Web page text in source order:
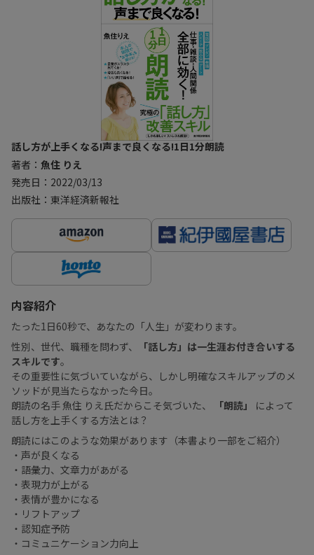
話し方が上手くなる!声まで良くなる!1日1分朗読
著者： 魚住 りえ
発売日：2022/03/13
出版社：東洋経済新報社
内容紹介
たった1日60秒で、あなたの「人生」が変わります。
性別、世代、職種を問わず、
「話し方」は一生涯お付き合いする
スキルです。
その重要性に気づいていながら、しかし明確なスキルアップのメ
ソッドが見当たらなかった今日。
朗読の名手 魚住 りえ氏だからこそ気づいた、
「朗読」
によって
話し方を上手くする方法とは？
朗読にはこのような効果があります（本書より一部をご紹介）
・声が良くなる
・語彙力、文章力があがる
・表現力が上がる
・表情が豊かになる
・リフトアップ
・認知症予防
・コミュニケーション力向上